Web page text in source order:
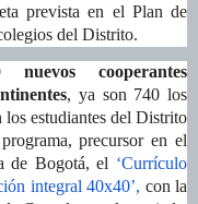
prevista en el Plan de
del Distrito.
nuevos cooperantes
, ya son 740 los
los estudiantes del Distrito
precursor en el
de Bogotá, el ‘Currículo
integral 40x40’, con la